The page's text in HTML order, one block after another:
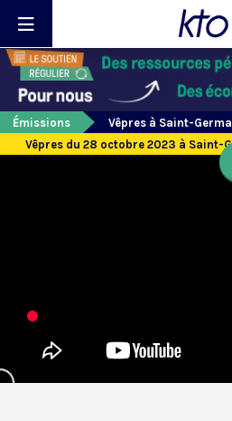
Émissions
Vêpres à Saint-
Vêpres du 28 octobre 2023 à Saint-